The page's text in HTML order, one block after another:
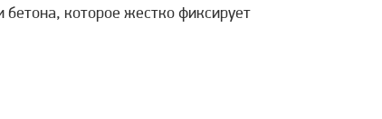
которое жестко фиксирует